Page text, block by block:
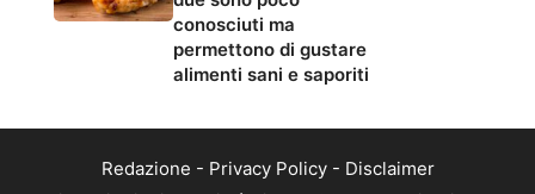
conosciuti ma
permettono di gustare
alimenti sani e saporiti
Redazione - Privacy Policy- Disclaimer